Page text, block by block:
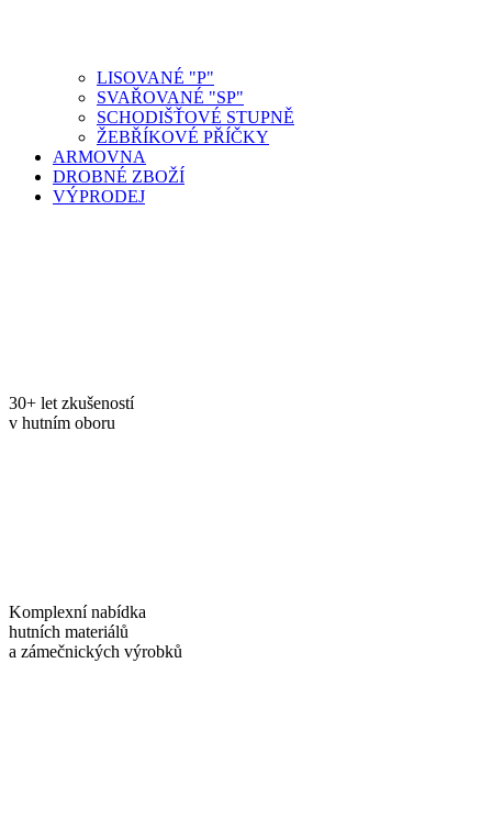
LISOVANÉ "P"
SVAŘOVANÉ "SP"
SCHODIŠŤOVÉ STUPNĚ
ŽEBŘÍKOVÉ PŘÍČKY
ARMOVNA
DROBNÉ ZBOŽÍ
VÝPRODEJ
30+ let zkušeností
v hutním oboru
Komplexní nabídka
hutních materiálů
a zámečnických výrobků